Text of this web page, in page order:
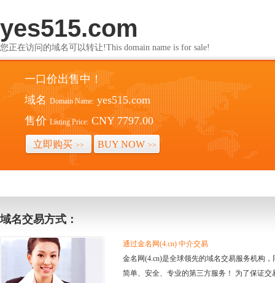
yes515.com
您正在访问的域名可以转让!This domain name is for sale!
一口价出售中！
域名 Domain Name: yes515.com
售价 Listing Price: CNY 7797.00
立即购买 >> BUY NOW >>
域名交易方式：
通过金名网(4.cn) 中介交易
金名网(4.cn)是全球领先的域名交易服务机构
简单、安全、专业的第三方服务！ 为了保证